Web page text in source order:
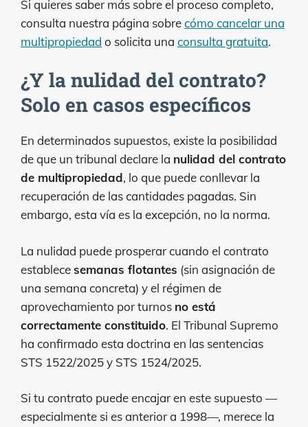
Si quieres saber más sobre el proceso completo,
consulta nuestra página sobrecómo cancelar una
multipropiedad o solicita una consulta gratuita.
¿Y la nulidad del contrato?
Solo en casos específicos
En determinados supuestos, existe la posibilidad
de que un tribunal declare la nulidad del contrato
de multipropiedad, lo que puede conllevar la
recuperación de las cantidades pagadas. Sin
embargo, esta vía es la excepción, no la norma.
La nulidad puede prosperar cuando el contrato
establecesemanas flotantes (sin asignación de
una semana concreta) y el régimen de
aprovechamiento por turnos no está
correctamente constituido. El Tribunal Supremo
ha confirmado esta doctrina en las sentencias
STS 1522/2025 y STS 1524/2025.
Si tu contrato puede encajar en este supuesto —
especialmente si es anterior a 1998—, merece la